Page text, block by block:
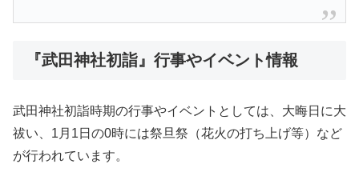
『武田神社初詣』行事やイベント情報
武田神社初詣時期の行事やイベントとしては、大晦日に大
祓い、1月1日の0時には祭旦祭（花火の打ち上げ等）など
が行われています。